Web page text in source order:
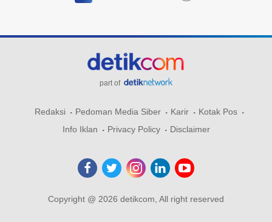
part of
Redaksi Pedoman Media Siber Karir
Kotak Pos
Info Iklan
Privacy Policy Disclaimer
Copyright @ 2026 detikcom, All right reserved